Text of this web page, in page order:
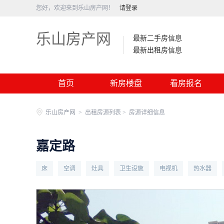
您好，欢迎来到乐山房产网！ 请登录
乐山房产网
最新二手房信息
最新出租房信息
首页 新房楼盘 看房报名
乐山房产网 > 出租房源列表 > 房源详细信息
嘉定路
床 空调 灶具 卫生设施 电视机 热水器